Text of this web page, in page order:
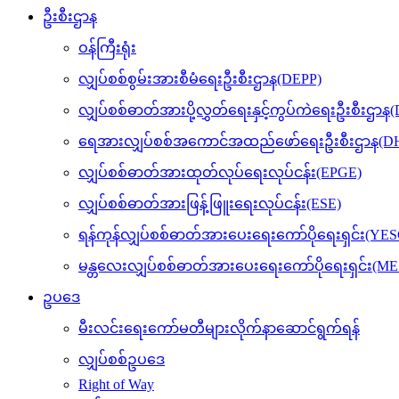
ဦးစီးဌာန
ဝန်ကြီးရုံး
လျှပ်စစ်စွမ်းအားစီမံရေးဦးစီးဌာန(DEPP)
လျှပ်စစ်ဓာတ်အားပို့လွှတ်ရေးနှင့်ကွပ်ကဲရေးဦးစီးဌာန
ရေအားလျှပ်စစ်အကောင်အထည်ဖော်ရေးဦးစီးဌာန
လျှပ်စစ်ဓာတ်အားထုတ်လုပ်ရေးလုပ်ငန်း(EPGE)
လျှပ်စစ်ဓာတ်အားဖြန့်ဖြူးရေးလုပ်ငန်း(ESE)
ရန်ကုန်လျှပ်စစ်ဓာတ်အားပေးရေးကော်ပိုရေးရှင်း
မန္တလေးလျှပ်စစ်ဓာတ်အားပေးရေးကော်ပိုရေးရှင်း
ဥပဒေ
မီးလင်းရေးကော်မတီများလိုက်နာဆောင်ရွက်ရန်
လျှပ်စစ်ဥပဒေ
Right of Way